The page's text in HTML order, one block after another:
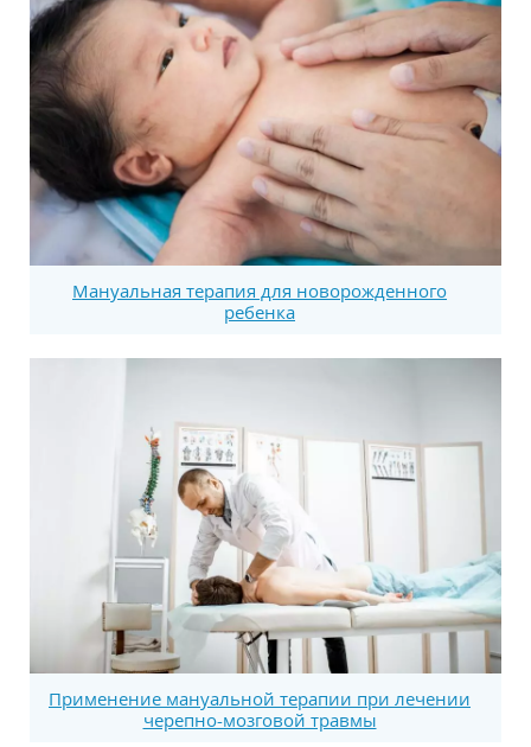
Мануальная терапия для новорожденного
ребенка
Применение мануальной терапии при лечении
черепно-мозговой травмы